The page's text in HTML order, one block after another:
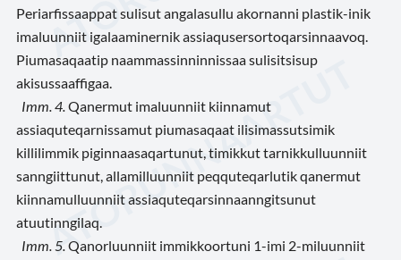
Periarfissaappat sulisut angalasullu akornanni plastik-inik
imaluunniit igalaaminernik assiaqusersortoqarsinnaavoq.
Piumasaqaatip naammassinninnissaa sulisitsisup
akisussaaffigaa.
Imm. 4.Qanermut imaluunniit kiinnamut
assiaquteqarnissamut piumasaqaat ilisimassutsimik
killilimmik piginnaasaqartunut, timikkut tarnikkulluunniit
sanngiittunut, allamilluunniit peqquteqarlutik qanermut
kiinnamulluunniit assiaquteqarsinnaanngitsunut
atuutinngilaq.
Imm. 5.Qanorluunniit immikkoortuni 1-imi 2-miluunniit